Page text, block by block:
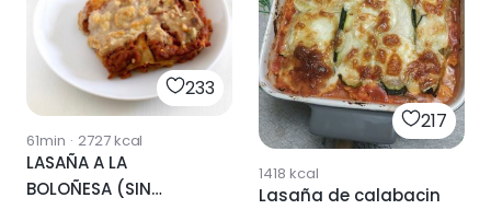
233
61min · 2727kcal
LASAÑA A LA
BOLOÑESA (SIN
217
1418 kcal
Lasaña de calabacin